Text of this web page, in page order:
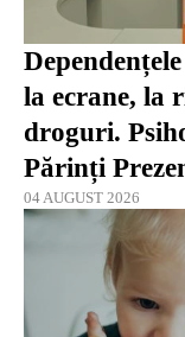
la ecrane, la
droguri.
Părinți
04 AUGUST 2026